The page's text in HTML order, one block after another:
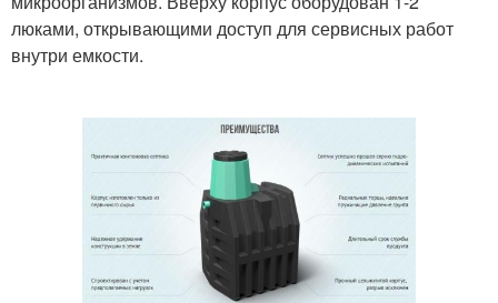
люками, открывающими доступ для сервисных работ
внутри емкости.